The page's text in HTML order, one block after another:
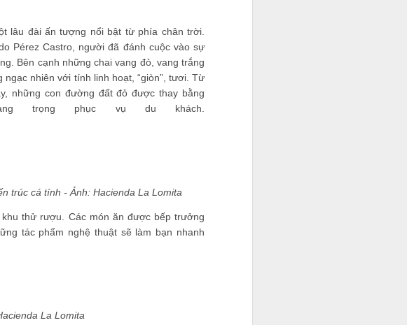
lâu đài ấn tượng nổi bật từ phía chân trời.
Pérez Castro, người đã đánh cuộc vào sự
Bên cạnh những chai vang đỏ, vang trắng
nhiên với tính linh hoạt, “giòn”, tươi. Từ
những con đường đất đỏ được thay bằng
trọng phục vụ du khách.
trúc cá tính - Ảnh: Hacienda La Lomita
thử rượu. Các món ăn được bếp trưởng
tác phẩm nghệ thuật sẽ làm bạn nhanh
La Lomita
làm giàu, kinh doanh và xây dựng sự
"Một triệu đô có thật sự khó kiếm?".